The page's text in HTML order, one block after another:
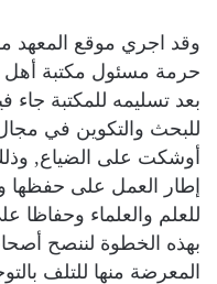
وقد اجري موقع المعهد
حرمة مسئول مكتبة أهل
بعد تسليمه للمكتبة جاء
للبحث والتكوين في مجال
أوشكت على الضياع,
إطار العمل على حفظها
للعلم والعلماء وحفاظا
بهذه الخطوة لننصح
المعرضة منها للتلف